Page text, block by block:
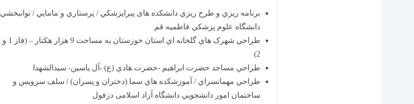
برنامه ريزي و طرح ريزي دانشكده های پيراپزشكي / پرستاري و مامايي / توانبخشي
دانشگاه علوم پزشكي فاطميه قم
طراحي شهرک هاي گلخانه اي استان خوزستان به مساحت 9 هزار هكتار – (فاز 1 و
2)
طراحي مساجد حضرت ابراهيم -حضرت هادي (ع) -آل ياسين- سیدالشهدا
طراحي مهمانسراي / آموزشکده هاي سما (دختران و پسران) / سلف سرويس و
ساختمان امور دانشجويي دانشگاه آزاد اسلامی دزفول